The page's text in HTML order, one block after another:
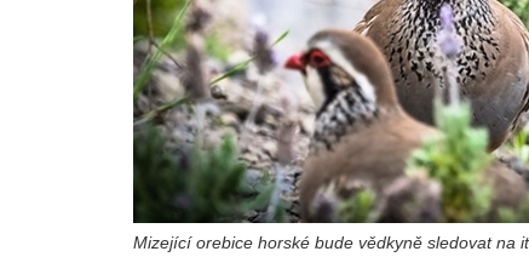
Mizející orebice horské bude vědkyně sledovat na